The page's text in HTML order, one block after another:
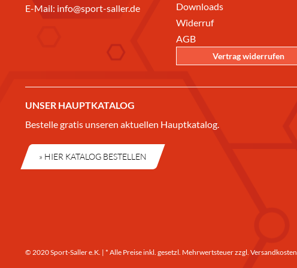
E-Mail: info@sport-saller.de
Downloads
Widerruf
AGB
Vertrag widerrufen
UNSER HAUPTKATALOG
Bestelle gratis unseren aktuellen Hauptkatalog.
» HIER KATALOG BESTELLEN
© 2020 Sport-Saller e.K. | * Alle Preise inkl. gesetzl. Mehrwertsteuer zzgl. Versandkosten